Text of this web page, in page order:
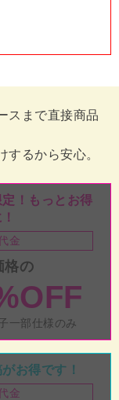
スまで直接商品
るから安心。
！もっとお得
金
格の
一部仕様のみ
お得です！
金